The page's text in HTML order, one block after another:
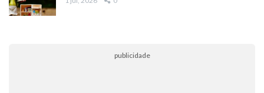
publicidade